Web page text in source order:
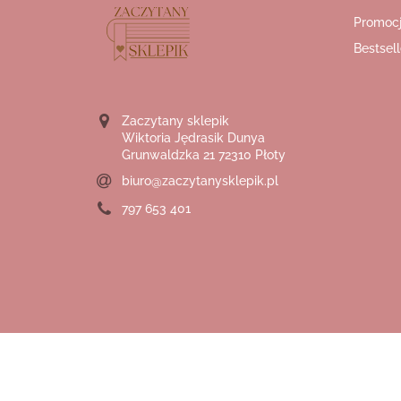
Zaczytany sklepik
Wiktoria Jędrasik Dunya
Grunwaldzka 21 72310 Płoty
biuro@zaczytanysklepik.pl
797 653 401